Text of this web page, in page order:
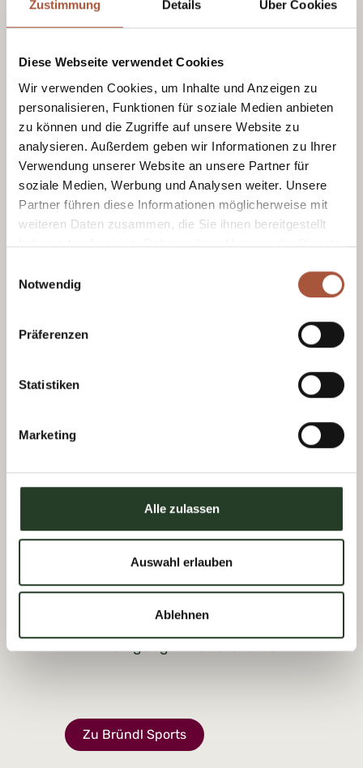
Zustimmung Details Über Cookies
Diese Webseite verwendet Cookies
Wir verwenden Cookies, um Inhalte und Anzeigen zu
personalisieren, Funktionen für soziale Medien anbieten
zu können und die Zugriffe auf unsere Website zu
analysieren. Außerdem geben wir Informationen zu Ihrer
Verwendung unserer Website an unsere Partner für
soziale Medien, Werbung und Analysen weiter. Unsere
Partner führen diese Informationen möglicherweise mit
weiteren Daten zusammen, die Sie ihnen bereitgestellt
haben oder die sie im Rahmen Ihrer Nutzung der Dienste
Notwendig
Präferenzen
Statistiken
Marketing
Alle zulassen
Auswahl erlauben
Ablehnen
Zur Online Buchung
Bründl Sports
Persönlich beraten.
mit seinen individuellen
Bedürfnissen. Hier werden
gemeinsam Lösungen für
unterschiedlichste Anliegen
Ermäßigung mitGästekarte.
Zu Bründl Sports